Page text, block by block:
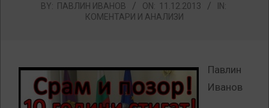
BY: ПАВЛИН ИВАНОВ ON: 11.12.2013
IN:
КОМЕНТАРИ И АНАЛИЗИ
Павлин
Иванов